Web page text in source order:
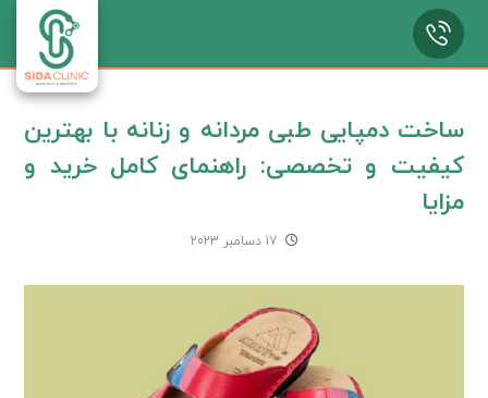
ساخت دمپایی طبی مردانه و زنانه با بهترین
کیفیت و تخصصی: راهنمای کامل خرید و
مزایا
17 دسامبر 2023